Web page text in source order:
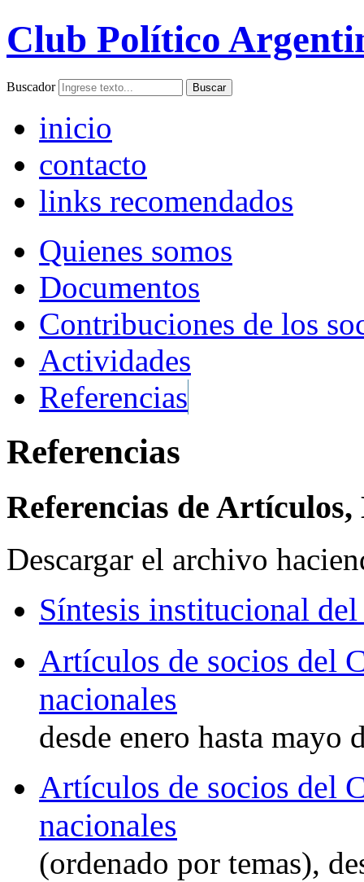
Club Político
Buscador
inicio
contacto
links recomendados
Quienes somos
Documentos
Contribuciones de los
Actividades
Referencias
Referencias
Referencias de Artículos,
Descargar el archivo
Síntesis institucional
Artículos de socios del
nacionales
desde enero hasta mayo
Artículos de socios del
nacionales
(ordenado por temas),